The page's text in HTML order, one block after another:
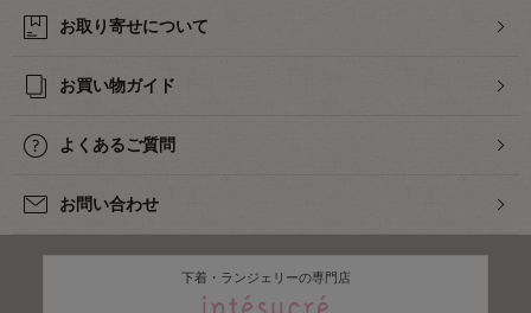
お取り寄せについて
お買い物ガイド
よくあるご質問
お問い合わせ
下着・ランジェリーの専門店